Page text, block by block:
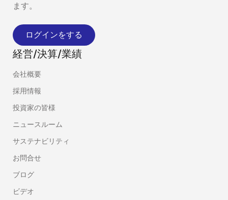
ます。
ログインをする
経営/決算/業績
会社概要
採用情報
投資家の皆様
ニュースルーム
サステナビリティ
お問合せ
ブログ
ビデオ